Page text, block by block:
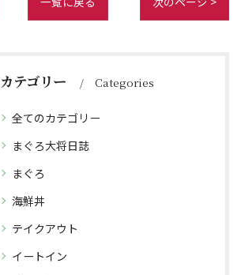
カテゴリー Categories
全てのカテゴリー
まぐろ大将日誌
まぐろ
海鮮丼
テイクアウト
イートイン